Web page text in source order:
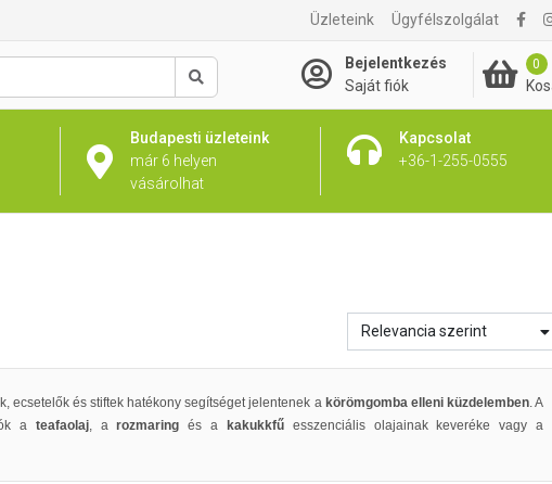
Üzleteink Ügyfélszolgálat
Keresés
Bejelentkezés
Saját fiók
0
Budapesti üzleteink
már 6 helyen
vásárolhat
Kapcsolat
+36-1-255-0555
Relevancia szerint
ecsetelők és stiftek hatékony segítséget jelentenek a körömgomba elleni küzdelemben. A
a teafaolaj, arozmaringés a kakukkfű esszenciális olajainak keveréke vagy a